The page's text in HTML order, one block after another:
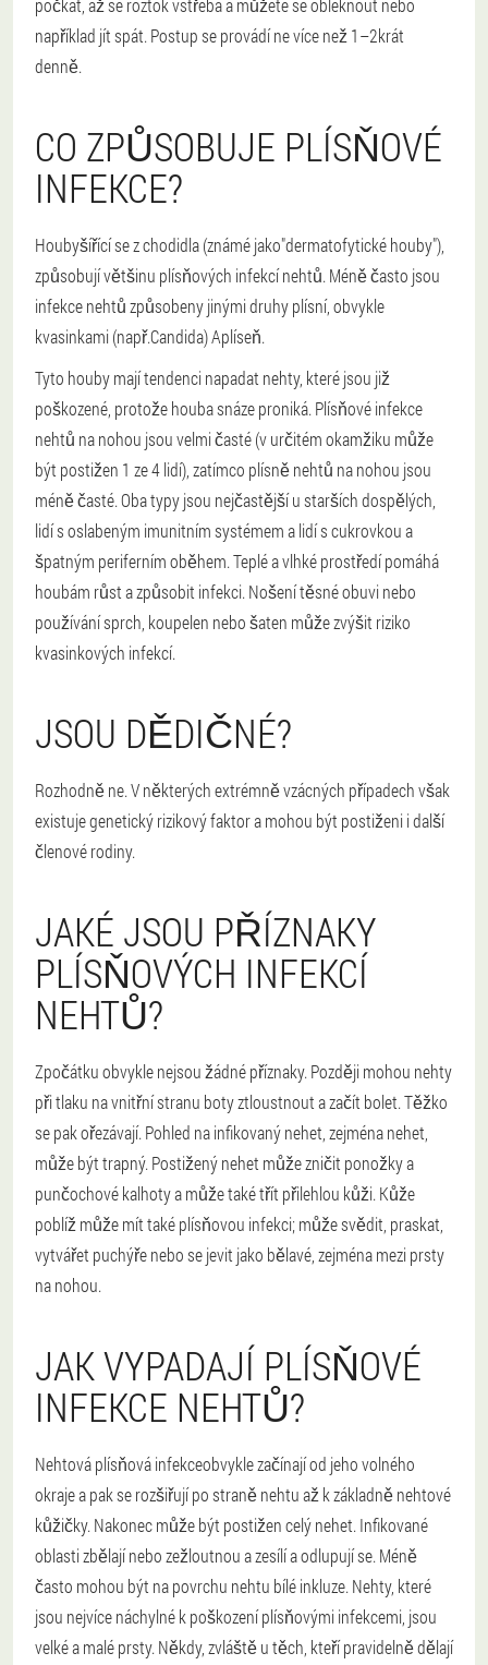
počkat, až se roztok vstřebá a můžete se obléknout nebo
například jít spát. Postup se provádí ne více než 1–2krát
denně.
CO ZPŮSOBUJE PLÍSŇOVÉ
INFEKCE?
Houbyšířící se z chodidla (známé jako"dermatofytické houby"),
způsobují většinu plísňových infekcí nehtů. Méně často jsou
infekce nehtů způsobeny jinými druhy plísní, obvykle
kvasinkami (např.Candida) Aplíseň.
Tyto houby mají tendenci napadat nehty, které jsou již
poškozené, protože houba snáze proniká. Plísňové infekce
nehtů na nohou jsou velmi časté (v určitém okamžiku může
být postižen 1 ze 4 lidí), zatímco plísně nehtů na nohou jsou
méně časté. Oba typy jsou nejčastější u starších dospělých,
lidí s oslabeným imunitním systémem a lidí s cukrovkou a
špatným periferním oběhem. Teplé a vlhké prostředí pomáhá
houbám růst a způsobit infekci. Nošení těsné obuvi nebo
používání sprch, koupelen nebo šaten může zvýšit riziko
kvasinkových infekcí.
JSOU DĚDIČNÉ?
Rozhodně ne. V některých extrémně vzácných případech však
existuje genetický rizikový faktor a mohou být postiženi i další
členové rodiny.
JAKÉ JSOU PŘÍZNAKY
PLÍSŇOVÝCH INFEKCÍ
NEHTŮ?
Zpočátku obvykle nejsou žádné příznaky. Později mohou nehty
při tlaku na vnitřní stranu boty ztloustnout a začít bolet. Těžko
se pak ořezávají. Pohled na infikovaný nehet, zejména nehet,
může být trapný. Postižený nehet může zničit ponožky a
punčochové kalhoty a může také třít přilehlou kůži. Kůže
poblíž může mít také plísňovou infekci; může svědit, praskat,
vytvářet puchýře nebo se jevit jako bělavé, zejména mezi prsty
na nohou.
JAK VYPADAJÍ PLÍSŇOVÉ
INFEKCE NEHTŮ?
Nehtová plísňová infekceobvykle začínají od jeho volného
okraje a pak se rozšiřují po straně nehtu až k základně nehtové
kůžičky. Nakonec může být postižen celý nehet. Infikované
oblasti zbělají nebo zežloutnou a zesílí a odlupují se. Méně
často mohou být na povrchu nehtu bílé inkluze. Nehty, které
jsou nejvíce náchylné k poškození plísňovými infekcemi, jsou
velké a malé prsty. Někdy, zvláště u těch, kteří pravidelně dělají